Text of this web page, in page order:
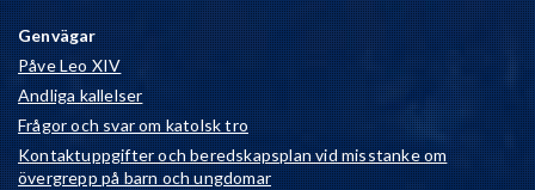
Genvägar
Påve Leo XIV
Andliga kallelser
Frågor och svar om katolsk tro
Kontaktuppgifter och beredskapsplan vid misstanke om
övergrepp på barn och ungdomar